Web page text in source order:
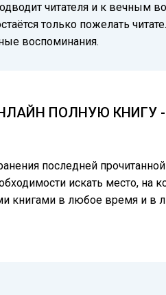
читателя и к вечным
только пожелать
воспоминания.
ПОЛНУЮ КНИГУ -
последней
искать место, на
книгами в любое время и в